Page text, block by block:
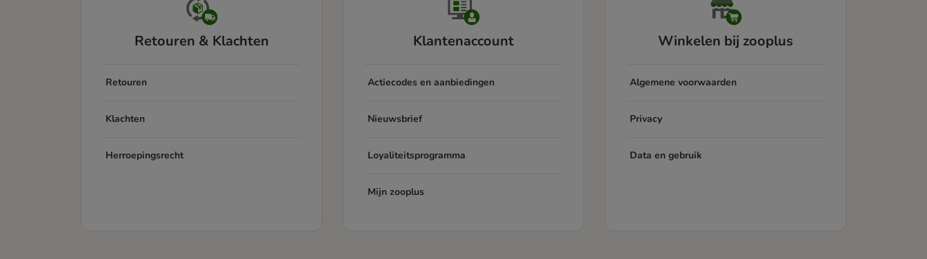
Retouren & Klachten
Retouren
Klachten
Herroepingsrecht
Klantenaccount
Actiecodes en aanbiedingen
Nieuwsbrief
Loyaliteitsprogramma
Mijn zooplus
Winkelen bij zooplus
Algemene voorwaarden
Privacy
Data en gebruik